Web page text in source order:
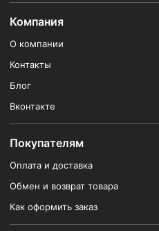
Компания
О компании
Контакты
Блог
Вконтакте
Покупателям
Оплата и доставка
Обмен и возврат товара
Как оформить заказ